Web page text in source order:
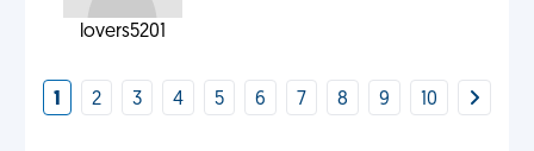
lovers5201
1 2 3 4 5 6 7 8 9 10